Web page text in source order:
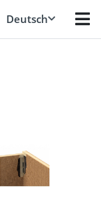
Deutsch